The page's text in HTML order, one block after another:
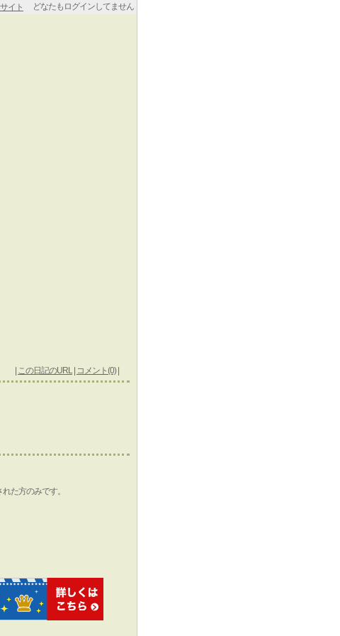
どなたもログインしてません
この日記のURL| コメント(0)|
た方のみです。